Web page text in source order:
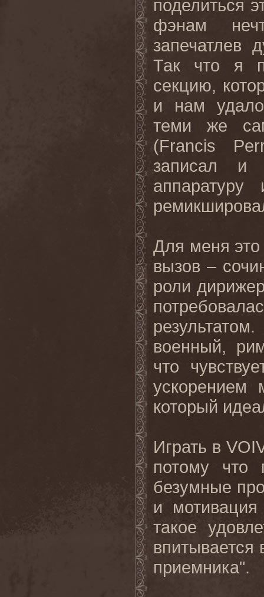
поделиться
фэнам
запечатлев
Так что я
секцию,
и нам
теми же
(Francis
записал
Для меня
вызов –
роли
военный,
что
который
Играть в
потому что
безумные
и
такое
впитывается
приемника".